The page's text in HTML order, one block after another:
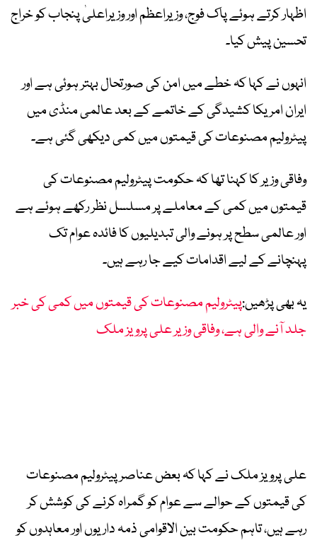
اظہار کرتے ہوئے پاک فوج، وزیراعظم اور وزیراعلیٰ پنجاب کو خراج
تحسین پیش کیا۔
انہوں نے کہا کہ خطے میں امن کی صورتحال بہتر ہوئی ہے اور
ایران امریکا کشیدگی کے خاتمے کے بعد عالمی منڈی میں
پیٹرولیم مصنوعات کی قیمتوں میں کمی دیکھی گئی ہے۔
وفاقی وزیر کا کہنا تھا کہ حکومت پیٹرولیم مصنوعات کی
قیمتوں میں کمی کے معاملے پر مسلسل نظر رکھے ہوئے ہے
اور عالمی سطح پر ہونے والی تبدیلیوں کا فائدہ عوام تک
پہنچانے کے لیے اقدامات کیے جا رہے ہیں۔
یہ بھی پڑھیں:پیٹرولیم مصنوعات کی قیمتوں میں کمی کی خبر
جلد آنے والی ہے، وفاقی وزیر علی پرویز ملک
علی پرویز ملک نے کہا کہ بعض عناصر پیٹرولیم مصنوعات
کی قیمتوں کے حوالے سے عوام کو گمراہ کرنے کی کوشش کر
رہے ہیں، تاہم حکومت بین الاقوامی ذمہ داریوں اور معاہدوں کو